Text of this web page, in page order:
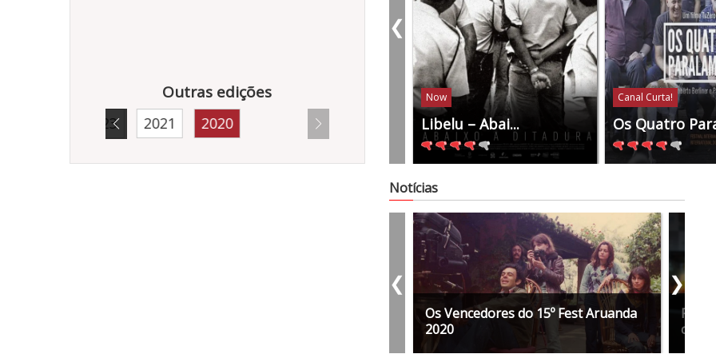
Outras edições
2023 2021 2020
Now
Libelu – Abai...
Canal Curta!
Os Quatro
❮
Notícias
Os Vencedores do 15º Fest Aruanda
2020
Fest
❮ ❯